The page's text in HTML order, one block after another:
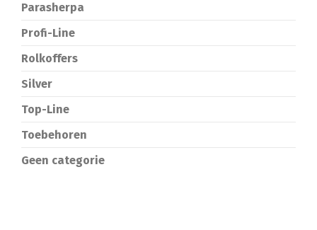
Parasherpa
Profi-Line
Rolkoffers
Silver
Top-Line
Toebehoren
Geen categorie